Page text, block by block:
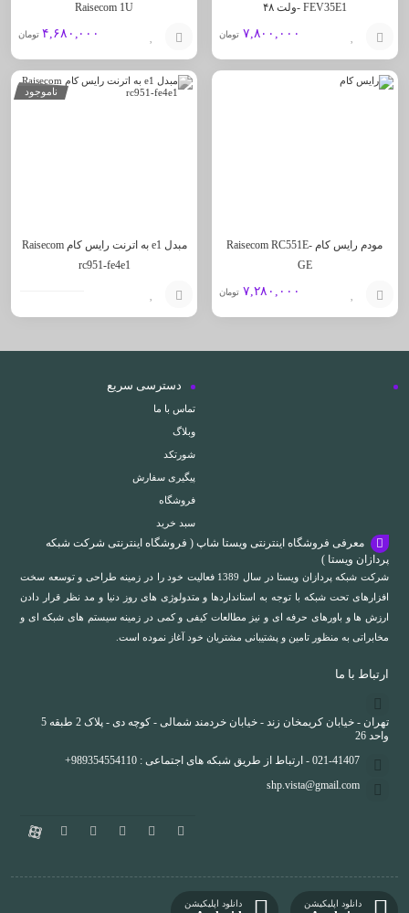
FEV35E1 -ولت ۴۸
۷,۸۰۰,۰۰۰ تومان
Raisecom 1U
۴,۶۸۰,۰۰۰ تومان
به
مودم رایس کام Raisecom RC551E-
GE
۷,۲۸۰,۰۰۰ تومان
به
ناموجود
مبدل e1 به اترنت رایس کام Raisecom
rc951-fe4e1
به
سبددسترسی سریع
تماس با ما
وبلاگ
شورتکد
پیگیری سفارش
فروشگاه
سبد خرید
معرفی فروشگاه اینترنتی ویستا شاپ ( فروشگاه اینترنتی شرکت شبکه
پردازان ویستا )
شرکت شبکه پردازان ویستا در سال 1389 فعالیت خود را در زمینه طراحی و توسعه سخت
افزارهای تحت شبکه با توجه به استانداردها و متدولوژی های روز دنیا و مد نظر قرار دادن
ارزش ها و باورهای حرفه ای و نیز مطالعات کیفی و کمی در زمینه سیستم های شبکه ای و
مخابراتی به منظور تامین و پشتیبانی مشتریان خود آغاز نموده است.
ارتباط با ما
تهران - خیابان کریمخان زند - خیابان خردمند شمالی - کوچه دی - پلاک 2 طبقه 5
واحد 26
021-41407 - ارتباط از طریق شبکه های اجتماعی : 989354554110+
shp.vista@gmail.com
دانلود اپلیکیشن دانلود اپلیکیشن